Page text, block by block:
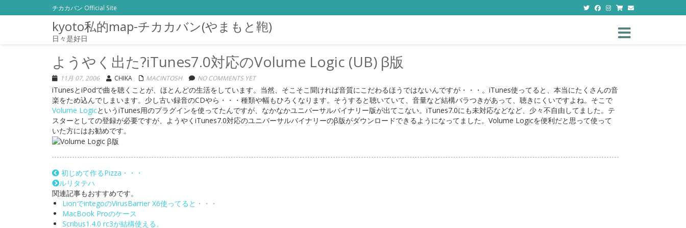
チカカバン Official Site
kyoto私的map-チカカバン(やまもと鞄)
日々是好日
Toggle navigation
ようやく出た?iTunes7.0対応のVolume Logic (UB) β版
11月 07, 2006 CHIKA MACINTOSH NO COMMENTS YET
iTunesとiPodで曲を聴くことが、ほとんどの生活をしています。当然、そこそこ聞ければ音質にこだわるほうではないんですが・・・。iTunes使ってると、本当にたくさんの音
楽をため込んでしまいます。少し古い録音のCDやら・・・種類や幅もひろくなります。そうすると聴いていて、音量など結構バラつきがあって、聴きにくいですよね。そこで
Volume LogicというiTunes用のプラグインを使ってたんですが、なかなかユニバーサルバイナリー版が出てこない。iTunes7.0にも未対応などなど、少々不自由してました。テ
スターとしての登録が必要ですが、ようやくiTunes7.0対応のユニバーサルバイナリーのβ版がダウンロードできるようになってました。Volume Logicを便利だと思って使って
いた方にはお勧めです。
初じめて作るPizza・・・
ルリタテハ
関連記事もおすすめです。
LionでintegoのVirusBarrier X6使ってると・・・
MacBook Proのケース
Scribus1.4.0 rc3が結構使える。